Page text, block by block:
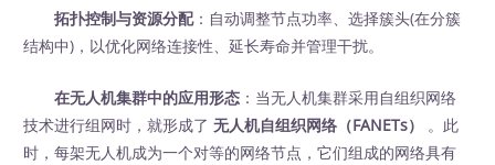
拓扑控制与资源分配：自动调整节点功率、选择簇头(在分簇
结构中)，以优化网络连接性、延长寿命并管理干扰。
在无人机集群中的应用形态 ：当无人机集群采用自组织网络
技术进行组网时，就形成了无人机自组织网络（FANETs）
‍ 。此
时，每架无人机成为一个对等的网络节点，它们组成的网络具有